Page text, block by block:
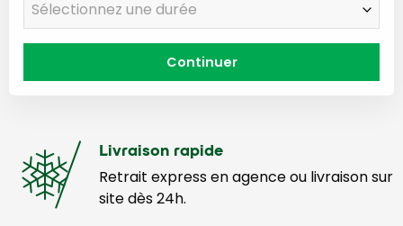
Livraison rapide
Retrait express en agence ou livraison sur
site dès 24h.